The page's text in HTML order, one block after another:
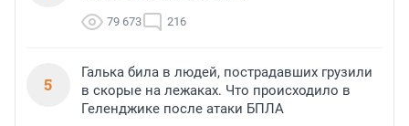
79 673 216
5
Галька била в людей, пострадавших грузили
в скорые на лежаках. Что происходило в
Геленджике после атаки БПЛА